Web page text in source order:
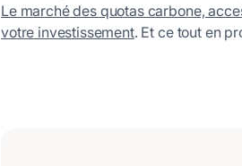
Le marché des quotas carbone,
votre investissement. Et ce tout en